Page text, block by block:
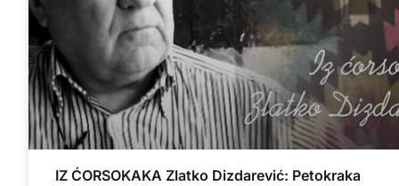
IZ ĆORSOKAKA Zlatko Dizdarević: Petokraka